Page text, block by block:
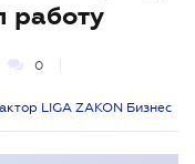
работу
0
LIGA ZAKON Бизнес